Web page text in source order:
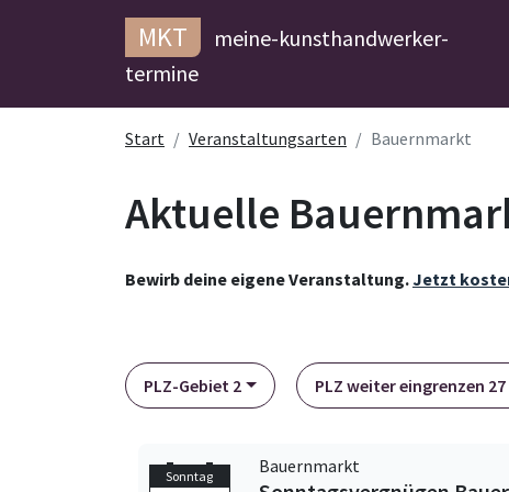
MKT
meine-kunsthandwerker-
termine
Start Veranstaltungsarten Bauernmarkt
Aktuelle
Bewirb deine eigene Veranstaltung.Jetzt
PLZ-Gebiet 2 PLZ weiter eingrenzen 27
Sonntag Bauernmarkt